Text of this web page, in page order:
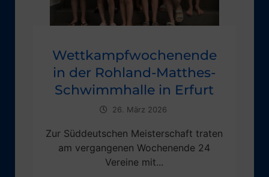
Wettkampfwochenende
in der Rohland-Matthes-
Schwimmhalle in Erfurt
26. März 2026
Zur Süddeutschen Meisterschaft traten
am vergangenen Wochenende 24
Vereine mit...